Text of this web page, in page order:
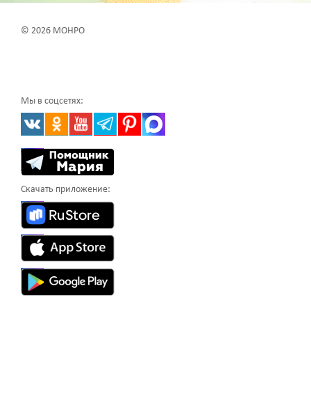
© 2026 МОНРО
Мы в соцсетях:
Скачать приложение: